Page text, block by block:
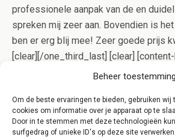
Beheer toestemming
Om de beste ervaringen te bieden, gebruiken
cookies om informatie over je apparaat op te
Door in te stemmen met deze technologieën
surfgedrag of unieke ID's op deze site
professionele aanpak van de en
spreken mij zeer aan. Bovendien is
ben er erg blij mee! Zeer goede prijs
[clear][/one_third_last] [clear]
vakmannen van Tegelzetter Expres
één dagdeel gelegd kan worden.
verzekerd van kwaliteit, doordat het
belangen behartigt![/content-highlight]